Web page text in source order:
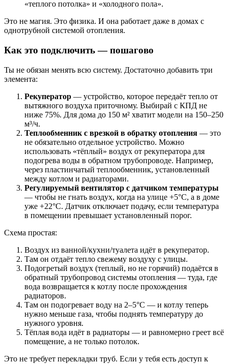
«теплого потолка» и «холодного пола».
Это не магия. Это физика. И она работает даже в домах с
однотрубной системой отопления.
Как это подключить — пошагово
Ты не обязан менять всю систему. Достаточно добавить три
элемента:
Рекуператор — устройство, которое передаёт тепло от
вытяжного воздуха приточному. Выбирай с КПД не
ниже 75%. Для дома до 150 м² хватит модели на 150–250
м³/ч.
Теплообменник с врезкой в обратку отопления — это
не обязательно отдельное устройство. Можно
использовать «тёплый» воздух от рекуператора для
подогрева воды в обратном трубопроводе. Например,
через пластинчатый теплообменник, установленный
между котлом и радиаторами.
Регулируемый вентилятор с датчиком температуры
— чтобы не гнать воздух, когда на улице +5°C, а в доме
уже +22°C. Датчик отключает подачу, если температура
в помещении превышает установленный порог.
Схема простая:
Воздух из ванной/кухни/туалета идёт в рекуператор.
Там он отдаёт тепло свежему воздуху с улицы.
Подогретый воздух (теплый, но не горячий) подаётся в
обратный трубопровод системы отопления — туда, где
вода возвращается к котлу после прохождения
радиаторов.
Там он подогревает воду на 2–5°C — и котлу теперь
нужно меньше газа, чтобы поднять температуру до
нужного уровня.
Тёплая вода идёт в радиаторы — и равномерно греет всё
помещение, а не только потолок.
Это не требует перекладки труб. Если у тебя есть доступ к